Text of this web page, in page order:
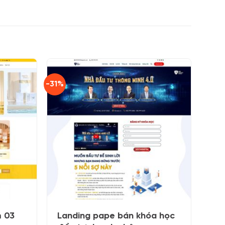
03
-31%
Landing pape bán khóa học